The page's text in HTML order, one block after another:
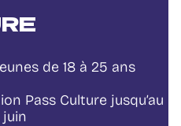
de 18 à 25 ans
Pass Culture jusqu’au
juin